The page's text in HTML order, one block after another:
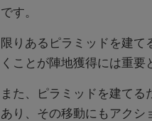
です。
限りあるピラミッドを建て
くことが陣地獲得には重要
また、ピラミッドを建てる
あり、その移動にもアクシ